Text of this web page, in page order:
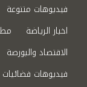
فيديوهات متنوعة
اخبار الرياضة
الاقتصاد والبورصة
فيديوهات فضائيات